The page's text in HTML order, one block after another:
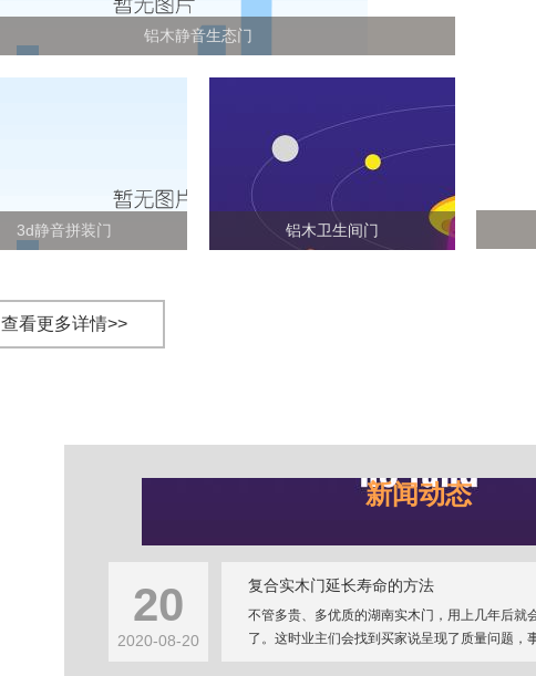
铝木静音生态门
3d静音拼装门 铝木卫生间门
查看更多详情>>
新闻动态
20
2020-08-20
复合实木门延长寿命的方法
不管多贵、多优质的湖南实木门，用上几年后就
了。这时业主们会找到买家说呈现了质量问题，